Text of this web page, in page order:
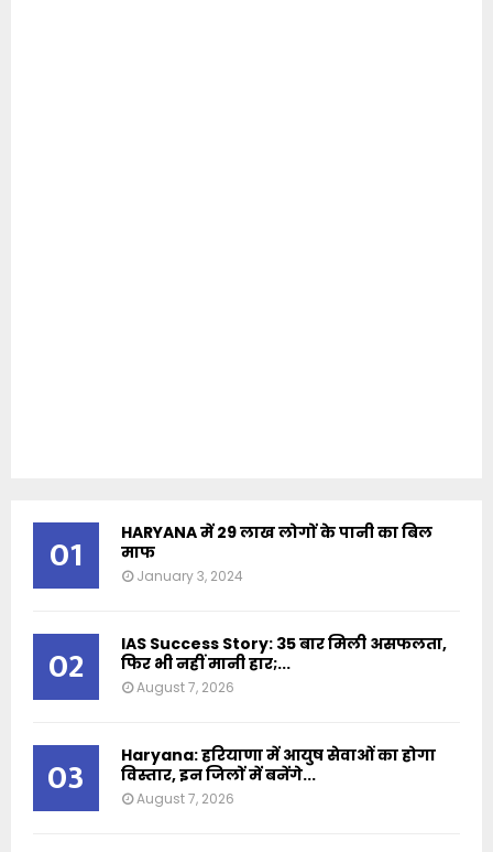
01
HARYANA में 29 लाख लोगों के पानी का बिल
माफ
January 3, 2024
02
IAS Success Story: 35 बार मिली असफलता,
फिर भी नहीं मानी हार;...
August 7, 2026
03
Haryana: हरियाणा में आयुष सेवाओं का होगा
विस्तार, इन जिलों में बनेंगे...
August 7, 2026